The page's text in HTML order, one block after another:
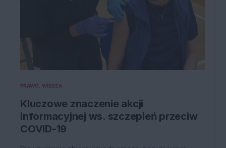
PRAWO WIEDZA
Kluczowe znaczenie akcji
informacyjnej ws. szczepień przeciw
COVID-19